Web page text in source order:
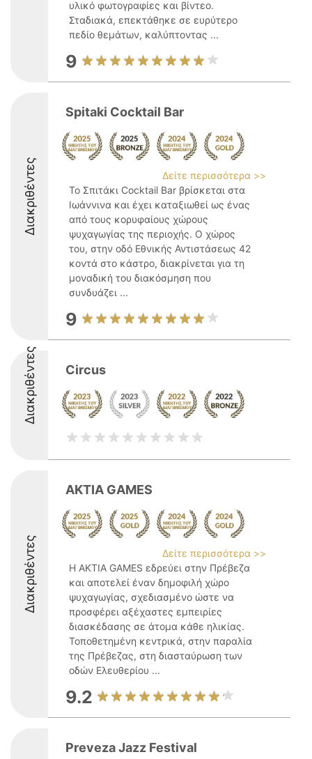
υλικό φωτογραφίες και βίντεο.
Σταδιακά, επεκτάθηκε σε ευρύτερο
πεδίο θεμάτων, καλύπτοντας ...
9
Διακριθέντες
Spitaki Cocktail Bar
Δείτε περισσότερα >>
Το Σπιτάκι Cocktail Bar βρίσκεται στα
Ιωάννινα και έχει καταξιωθεί ως ένας
από τους κορυφαίους χώρους
ψυχαγωγίας της περιοχής. Ο χώρος
του, στην οδό Εθνικής Αντιστάσεως 42
κοντά στο κάστρο, διακρίνεται για τη
μοναδική του διακόσμηση που
συνδυάζει ...
9
Διακριθέντες Circus
Διακριθέντες
AKTIA GAMES
Δείτε περισσότερα >>
Η AKTIA GAMES εδρεύει στην Πρέβεζα
και αποτελεί έναν δημοφιλή χώρο
ψυχαγωγίας, σχεδιασμένο ώστε να
προσφέρει αξέχαστες εμπειρίες
διασκέδασης σε άτομα κάθε ηλικίας.
Τοποθετημένη κεντρικά, στην παραλία
της Πρέβεζας, στη διασταύρωση των
οδών Ελευθερίου ...
9.2
Preveza Jazz Festival